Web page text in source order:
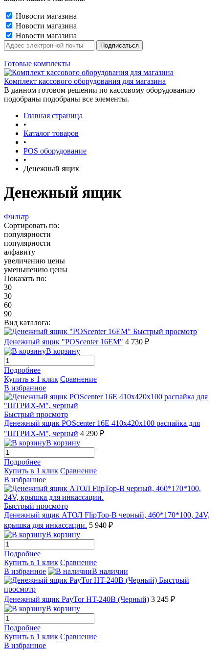
Новости магазина
Новости магазина
Новости магазина
Готовые комплекты
Комплект кассового оборудования для магазина
В данном готовом решении по кассовому оборудованию
подобраны подобраны все элементы.
Главная страница
•
Каталог товаров
•
POS оборудование
•
Денежный ящик
Денежный ящик
Фильтр
Сортировать по:
популярности
популярности
алфавиту
увеличению цены
уменьшению цены
Показать по:
30
30
60
90
Вид каталога:
Быстрый просмотр
Денежный ящик "POScenter 16EM" 4 730 ₽
В корзину
Подробнее
Купить в 1 клик Сравнение
В избранное
Быстрый просмотр
Денежный ящик POScenter 16E 410x420x100 распайка для
"ШТРИХ-М", черный 4 290 ₽
В корзину
Подробнее
Купить в 1 клик Сравнение
В избранное
Быстрый просмотр
Денежный ящик АТОЛ FlipTop-B черный, 460*170*100, 24V,
крышка для инкассации. 5 940 ₽
В корзину
Подробнее
Купить в 1 клик Сравнение
В избранное
В наличии
Быстрый
просмотр
Денежный ящик PayTor HT-240B (Черный) 3 245 ₽
В корзину
Подробнее
Купить в 1 клик Сравнение
В избранное